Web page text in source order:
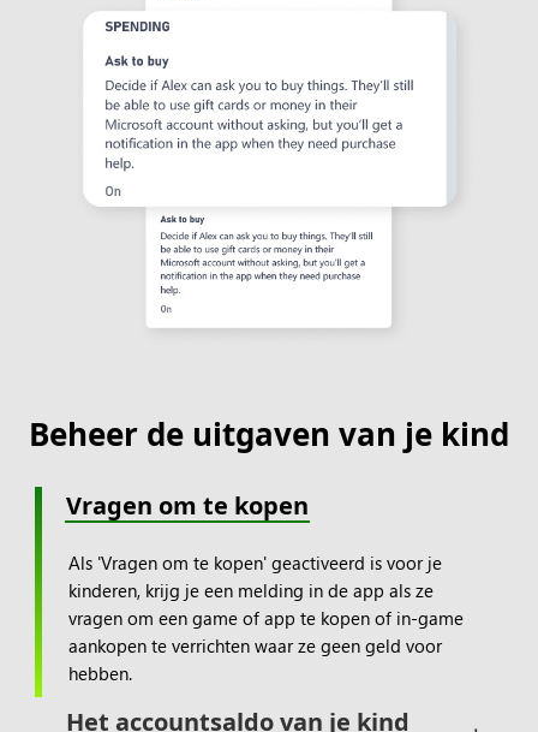
Beheer de uitgaven van je kind
Vragen om te kopen
Het accountsaldo van je kind
Als 'Vragen om te kopen' geactiveerd is voor je
kinderen, krijg je een melding in de app als ze
vragen om een game of app te kopen of in-game
aankopen te verrichten waar ze geen geld voor
hebben.